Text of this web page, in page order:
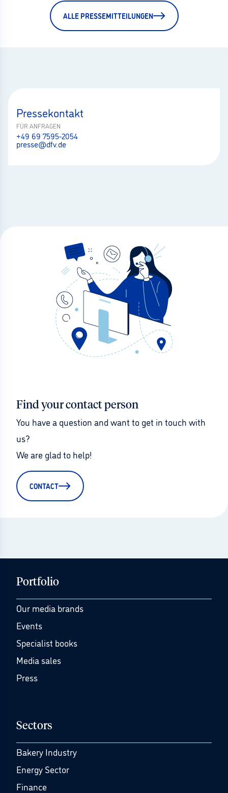
ALLE PRESSEMITTEILUNGEN
Pressekontakt
FÜR ANFRAGEN
+49 69 7595-2054
presse@dfv.de
Find your contact person
You have a question and want to get in touch with
us?
We are glad to help!
CONTACT
Portfolio
Our media brands
Events
Specialist books
Media sales
Press
Sectors
Bakery Industry
Energy Sector
Finance